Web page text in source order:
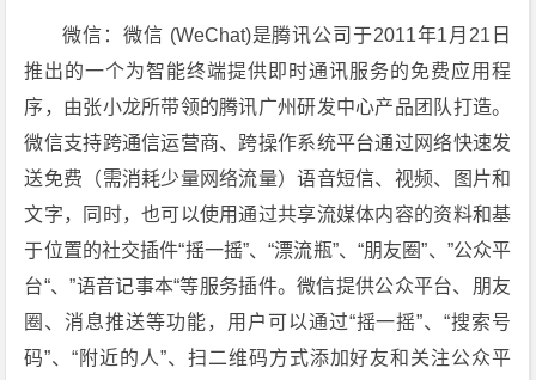
微信：微信 (WeChat)是腾讯公司于2011年1月21日
推出的一个为智能终端提供即时通讯服务的免费应用程
序，由张小龙所带领的腾讯广州研发中心产品团队打造。
微信支持跨通信运营商、跨操作系统平台通过网络快速发
送免费（需消耗少量网络流量）语音短信、视频、图片和
文字，同时，也可以使用通过共享流媒体内容的资料和基
于位置的社交插件“摇一摇”、“漂流瓶”、“朋友圈”、”公众平
台“、”语音记事本“等服务插件。微信提供公众平台、朋友
圈、消息推送等功能，用户可以通过“摇一摇”、“搜索号
码”、“附近的人”、扫二维码方式添加好友和关注公众平